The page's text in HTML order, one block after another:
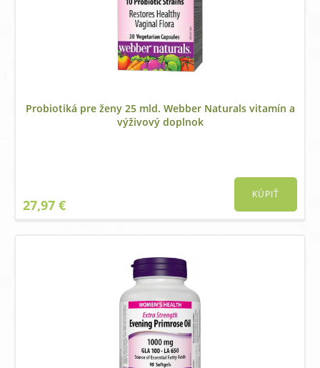
Probiotiká pre ženy 25 mld. Webber Naturals vitamín a
výživový doplnok
27,97 €
KÚPIŤ